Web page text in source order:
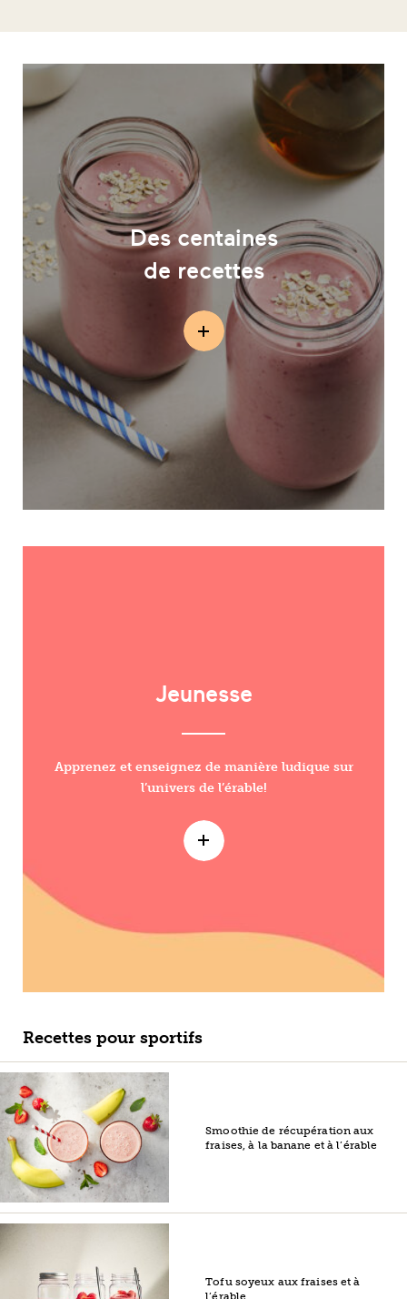
Des centaines
de recettes
Jeunesse
Apprenez et enseignez de manière ludique sur
l’univers de l’érable!
Recettes pour sportifs
Smoothie de récupération aux
fraises, à la banane et à l’érable
Tofu soyeux aux fraises et à
l’érable